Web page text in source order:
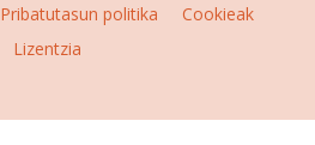
Pribatutasun politika
Cookieak
Lizentzia